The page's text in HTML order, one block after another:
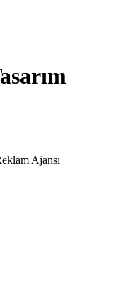
Ajansı